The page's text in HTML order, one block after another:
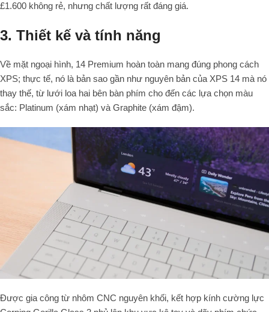
£1.600 không rẻ, nhưng chất lượng rất đáng giá.
3. Thiết kế và tính năng
Về mặt ngoại hình, 14 Premium hoàn toàn mang đúng phong cách
XPS; thực tế, nó là bản sao gần như nguyên bản của XPS 14 mà nó
thay thế, từ lưới loa hai bên bàn phím cho đến các lựa chọn màu
sắc: Platinum (xám nhạt) và Graphite (xám đậm).
Được gia công từ nhôm CNC nguyên khối, kết hợp kính cường lực